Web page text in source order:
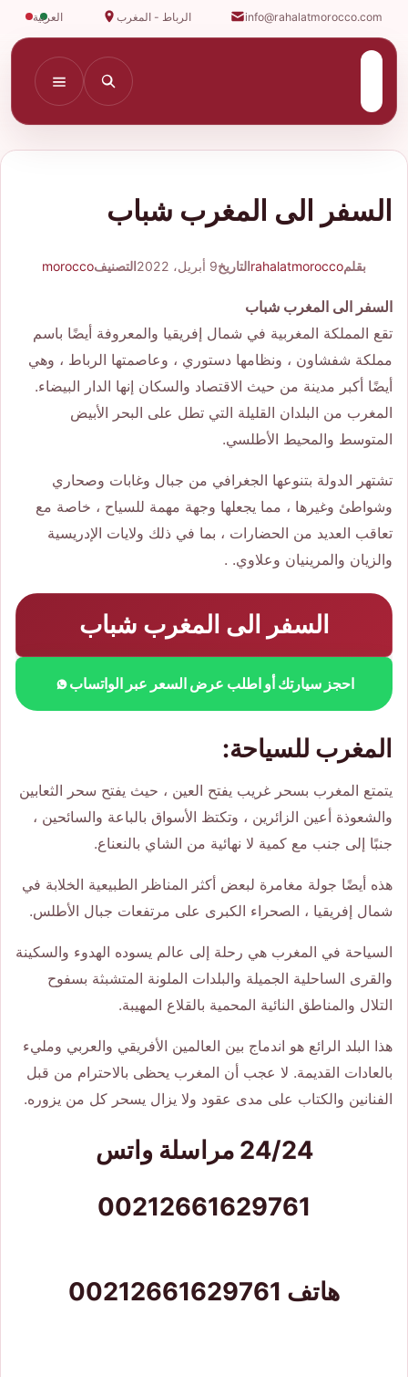
info@rahalatmorocco.com الرباط - المغرب العربية
السفر الى المغرب شباب
بقلمrahalatmorocco التاريخ9 أبريل، 2022 التصنيفmorocco
السفر الى المغرب شباب
تقع المملكة المغربية في شمال إفريقيا والمعروفة أيضًا باسم
مملكة شفشاون ، ونظامها دستوري ، وعاصمتها الرباط ، وهي
أيضًا أكبر مدينة من حيث الاقتصاد والسكان إنها الدار البيضاء.
المغرب من البلدان القليلة التي تطل على البحر الأبيض
المتوسط ​​والمحيط الأطلسي.
تشتهر الدولة بتنوعها الجغرافي من جبال وغابات وصحاري
وشواطئ وغيرها ، مما يجعلها وجهة مهمة للسياح ، خاصة مع
تعاقب العديد من الحضارات ، بما في ذلك ولايات الإدريسية
والزيان والمرينيان وعلاوي. .
السفر الى المغرب شباب
احجز سيارتك أو اطلب عرض السعر عبر الواتساب
المغرب للسياحة:
يتمتع المغرب بسحر غريب يفتح العين ، حيث يفتح سحر الثعابين
والشعوذة أعين الزائرين ، وتكتظ الأسواق بالباعة والسائحين ،
جنبًا إلى جنب مع كمية لا نهائية من الشاي بالنعناع.
هذه أيضًا جولة مغامرة لبعض أكثر المناظر الطبيعية الخلابة في
شمال إفريقيا ، الصحراء الكبرى على مرتفعات جبال الأطلس.
السياحة في المغرب هي رحلة إلى عالم يسوده الهدوء والسكينة
والقرى الساحلية الجميلة والبلدات الملونة المتشبثة بسفوح
التلال والمناطق النائية المحمية بالقلاع المهيبة.
هذا البلد الرائع هو اندماج بين العالمين الأفريقي والعربي ومليء
بالعادات القديمة. لا عجب أن المغرب يحظى بالاحترام من قبل
الفنانين والكتاب على مدى عقود ولا يزال يسحر كل من يزوره.
24/24 مراسلة واتس
00212661629761
هاتف 00212661629761